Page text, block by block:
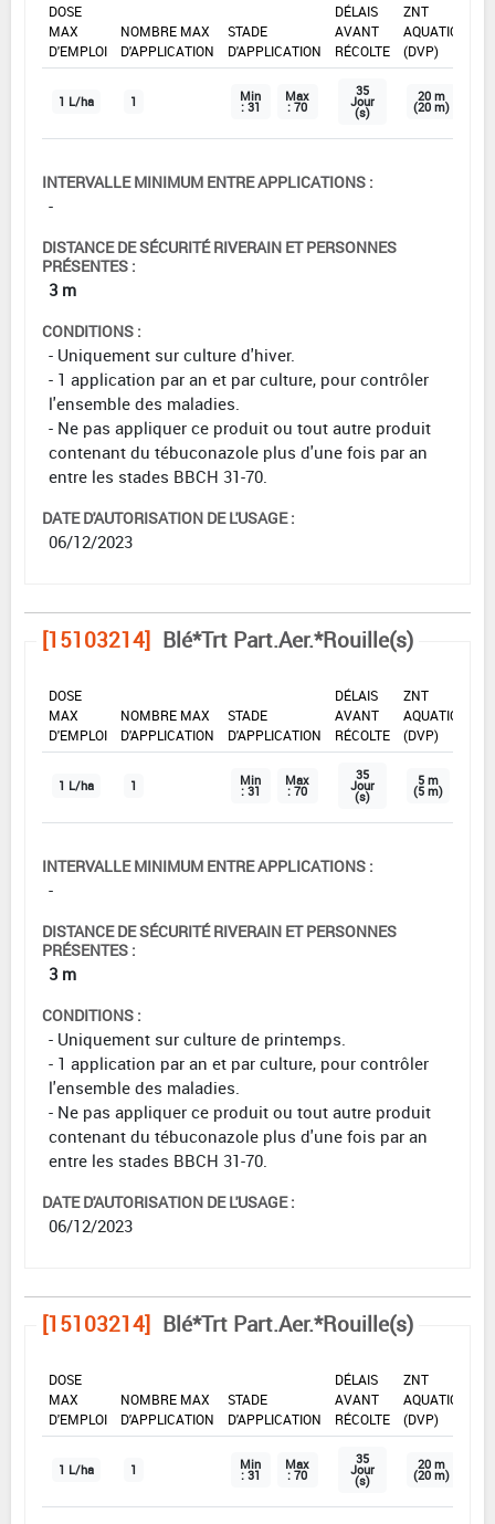
DOSE
MAX
D'EMPLOI
NOMBRE MAX
D'APPLICATION
STADE
D'APPLICATION
DÉLAIS
AVANT
RÉCOLTE
ZNT
AQUATIQUE
(DVP)
1 L/ha 1 Min
: 31
Max
: 70
35
Jour
(s)
20 m
(20 m)
INTERVALLE MINIMUM ENTRE APPLICATIONS :
-
DISTANCE DE SÉCURITÉ RIVERAIN ET PERSONNES
PRÉSENTES :
3 m
CONDITIONS :
- Uniquement sur culture d'hiver.
- 1 application par an et par culture, pour contrôler
l'ensemble des maladies.
- Ne pas appliquer ce produit ou tout autre produit
contenant du tébuconazole plus d'une fois par an
entre les stades BBCH 31-70.
DATE D'AUTORISATION DE L'USAGE :
06/12/2023
[15103214] Blé*Trt Part.Aer.*Rouille(s)
DOSE
MAX
D'EMPLOI
NOMBRE MAX
D'APPLICATION
STADE
D'APPLICATION
DÉLAIS
AVANT
RÉCOLTE
ZNT
AQUATIQUE
(DVP)
1 L/ha 1 Min
: 31
Max
: 70
35
Jour
(s)
5 m
(5 m)
INTERVALLE MINIMUM ENTRE APPLICATIONS :
-
DISTANCE DE SÉCURITÉ RIVERAIN ET PERSONNES
PRÉSENTES :
3 m
CONDITIONS :
- Uniquement sur culture de printemps.
- 1 application par an et par culture, pour contrôler
l'ensemble des maladies.
- Ne pas appliquer ce produit ou tout autre produit
contenant du tébuconazole plus d'une fois par an
entre les stades BBCH 31-70.
DATE D'AUTORISATION DE L'USAGE :
06/12/2023
[15103214] Blé*Trt Part.Aer.*Rouille(s)
DOSE
MAX
D'EMPLOI
NOMBRE MAX
D'APPLICATION
STADE
D'APPLICATION
DÉLAIS
AVANT
RÉCOLTE
ZNT
AQUATIQUE
(DVP)
1 L/ha 1 Min
: 31
Max
: 70
35
Jour
(s)
20 m
(20 m)